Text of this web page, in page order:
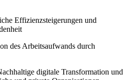
Effizienzsteigerungen und
des Arbeitsaufwands durch
digitale Transformation und